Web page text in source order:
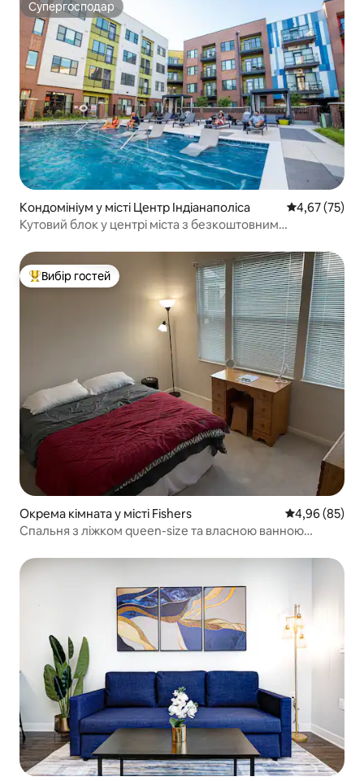
Супергосподар
Супергосподар
Кондомініум у місті Центр Індіанаполіса Середня
4,67 (75)
Кутовий блок у центрі міста з безкоштовним
Топ вибір гостей
Вибір гостей
Окрема кімната у місті Fishers Середня
4,96 (85)
Спальня з ліжком queen-size та власною ванною